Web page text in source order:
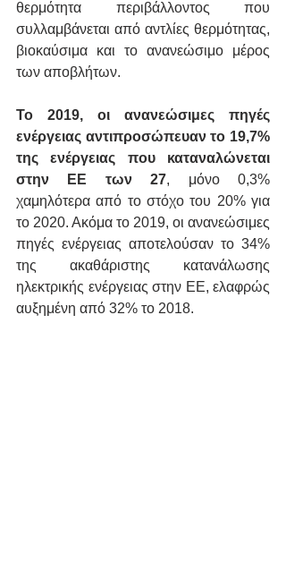
θερμότητα περιβάλλοντος που
συλλαμβάνεται από αντλίες θερμότητας,
βιοκαύσιμα και το ανανεώσιμο μέρος
των αποβλήτων.
Το 2019, οι ανανεώσιμες πηγές
ενέργειας αντιπροσώπευαν το 19,7%
της ενέργειας που καταναλώνεται
στην ΕΕ των 27, μόνο 0,3%
χαμηλότερα από το στόχο του 20% για
το 2020. Ακόμα το 2019, οι ανανεώσιμες
πηγές ενέργειας αποτελούσαν το 34%
της ακαθάριστης κατανάλωσης
ηλεκτρικής ενέργειας στην ΕΕ, ελαφρώς
αυξημένη από 32% το 2018.